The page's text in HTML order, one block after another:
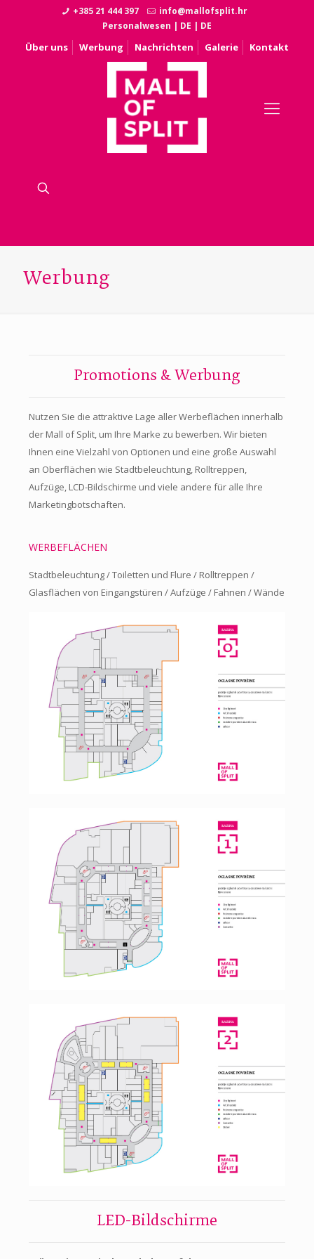
+385 21 444 397
info@mallofsplit.hr
Personalwesen | DE | DE
Über uns Werbung Nachrichten Galerie Kontakt
Werbung
Promotions & Werbung
Nutzen Sie die attraktive Lage aller Werbeflächen innerhalb
der Mall of Split, um Ihre Marke zu bewerben. Wir bieten
Ihnen eine Vielzahl von Optionen und eine große Auswahl
an Oberflächen wie Stadtbeleuchtung, Rolltreppen,
Aufzüge, LCD-Bildschirme und viele andere für alle Ihre
Marketingbotschaften.
WERBEFLÄCHEN
Stadtbeleuchtung / Toiletten und Flure / Rolltreppen /
Glasflächen von Eingangstüren / Aufzüge / Fahnen / Wände
LED-Bildschirme